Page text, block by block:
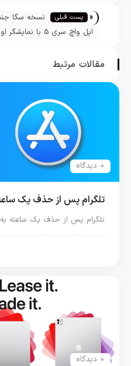
تیم « پست قبلی
نسخه سگا
آماده
اپل واچ سری 5 با
مقالات مرتبط
0 دیدگاه
تلگرام پس از حذف یک
تلگرام پس از حذف یک ساعته
0 دیدگاه